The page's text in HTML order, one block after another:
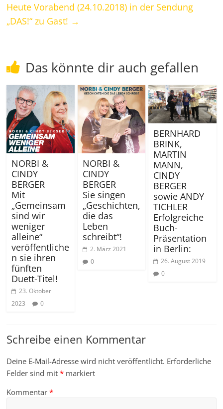
Heute Vorabend (24.10.2018) in der Sendung
„DAS!“ zu Gast! →
Das könnte dir auch gefallen
NORBI &
CINDY
BERGER
Mit
„Gemeinsam
sind wir
weniger
alleine“
veröffentliche
n sie ihren
fünften
Duett-Titel!
23. Oktober
2023
0
NORBI &
CINDY
BERGER
Sie singen
„Geschichten,
die das
Leben
schreibt“!
2. März 2021
0
BERNHARD
BRINK,
MARTIN
MANN,
CINDY
BERGER
sowie ANDY
TICHLER
Erfolgreiche
Buch-
Präsentation
in Berlin:
26. August 2019
0
Schreibe einen Kommentar
Deine E-Mail-Adresse wird nicht veröffentlicht. Erforderliche
Felder sind mit* markiert
Kommentar*